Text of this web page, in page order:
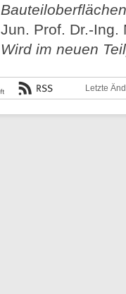
Bauteiloberflächen
Jun. Prof. Dr.-Ing.
Wird im neuen
Letzte